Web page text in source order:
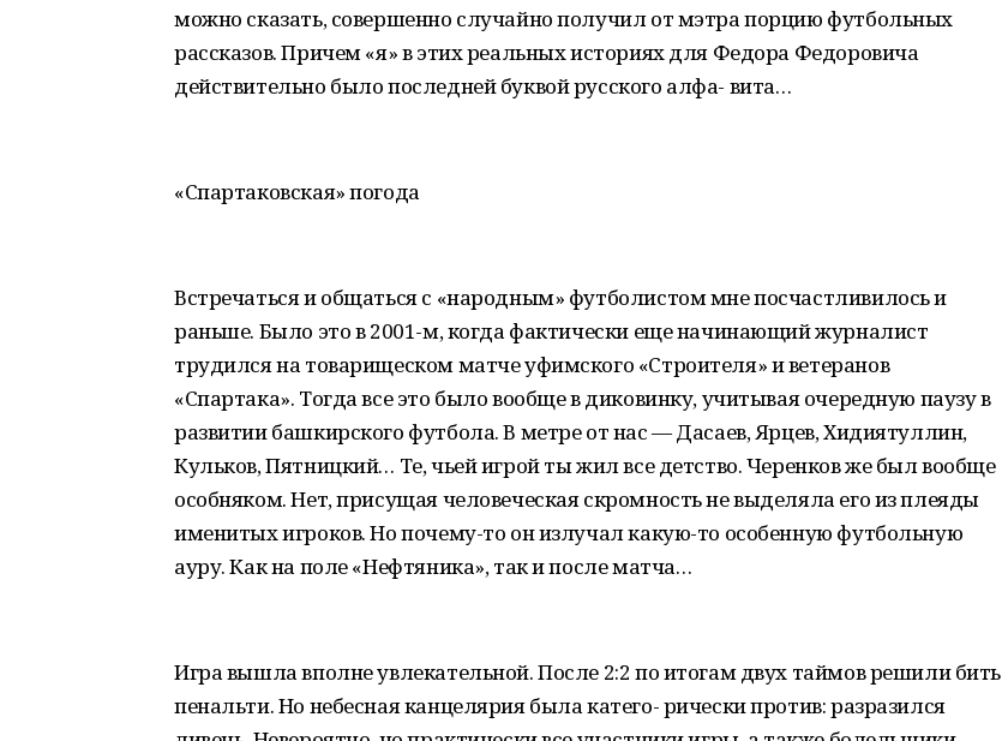
можно сказать, совершенно случайно получил от мэтра порцию футбольных
рассказов. Причем «я» в этих реальных историях для Федора Федоровича
действительно было последней буквой русского алфа- вита…
«Спартаковская» погода
Встречаться и общаться с «народным» футболистом мне посчастливилось и
раньше. Было это в 2001-м, когда фактически еще начинающий журналист
трудился на товарищеском матче уфимского «Строителя» и ветеранов
«Спартака». Тогда все это было вообще в диковинку, учитывая очередную паузу в
развитии башкирского футбола. В метре от нас — Дасаев, Ярцев, Хидиятуллин,
Кульков, Пятницкий… Те, чьей игрой ты жил все детство. Черенков же был вообще
особняком. Нет, присущая человеческая скромность не выделяла его из плеяды
именитых игроков. Но почему-то он излучал какую-то особенную футбольную
ауру. Как на поле «Нефтяника», так и после матча…
Игра вышла вполне увлекательной. После 2:2 по итогам двух таймов решили бить
пенальти. Но небесная канцелярия была катего- рически против: разразился